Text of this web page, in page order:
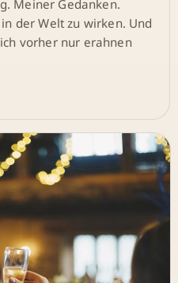
Meiner Gedanken.
der Welt zu wirken. Und
vorher nur erahnen